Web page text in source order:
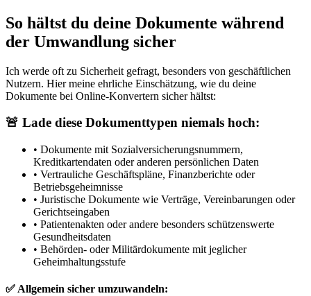
So hältst du deine Dokumente während
der Umwandlung sicher
Ich werde oft zu Sicherheit gefragt, besonders von geschäftlichen
Nutzern. Hier meine ehrliche Einschätzung, wie du deine
Dokumente bei Online-Konvertern sicher hältst:
🚨 Lade diese Dokumenttypen niemals hoch:
• Dokumente mit Sozialversicherungsnummern,
Kreditkartendaten oder anderen persönlichen Daten
• Vertrauliche Geschäftspläne, Finanzberichte oder
Betriebsgeheimnisse
• Juristische Dokumente wie Verträge, Vereinbarungen oder
Gerichtseingaben
• Patientenakten oder andere besonders schützenswerte
Gesundheitsdaten
• Behörden- oder Militärdokumente mit jeglicher
Geheimhaltungsstufe
✅ Allgemein sicher umzuwandeln: